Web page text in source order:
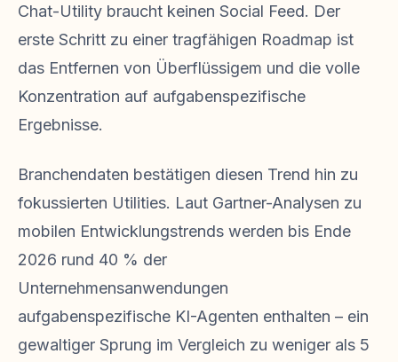
Chat-Utility braucht keinen Social Feed. Der
erste Schritt zu einer tragfähigen Roadmap ist
das Entfernen von Überflüssigem und die volle
Konzentration auf aufgabenspezifische
Ergebnisse.
Branchendaten bestätigen diesen Trend hin zu
fokussierten Utilities. Laut Gartner-Analysen zu
mobilen Entwicklungstrends werden bis Ende
2026 rund 40 % der
Unternehmensanwendungen
aufgabenspezifische KI-Agenten enthalten – ein
gewaltiger Sprung im Vergleich zu weniger als 5